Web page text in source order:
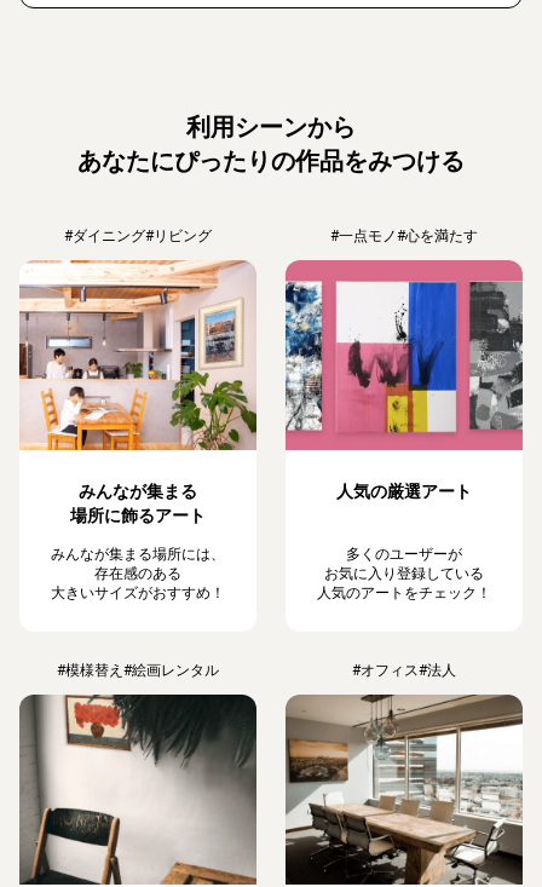
利用シーンから
あなたにぴったりの作品をみつける
#ダイニング#リビング
みんなが集まる
場所に飾るアート
みんなが集まる場所には、
存在感のある
大きいサイズがおすすめ！
#一点モノ#心を満たす
人気の厳選アート
多くのユーザーが
お気に入り登録している
人気のアートをチェック！
#模様替え #絵画レンタル #オフィス#法人